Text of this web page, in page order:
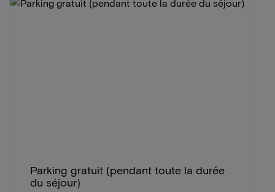
Parking gratuit (pendant toute la durée
du séjour)